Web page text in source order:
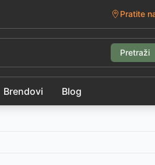
Pratite
Pretraži
Brendovi Blog